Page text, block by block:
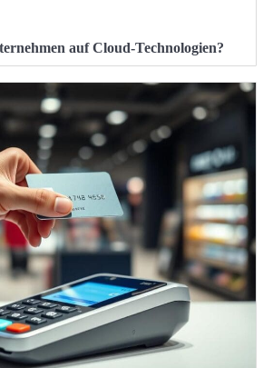
auf Cloud-Technologien?